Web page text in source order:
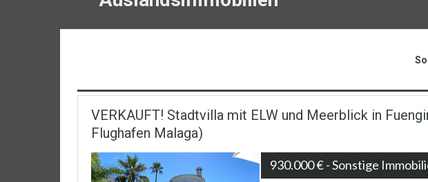
VERKAUFT! Stadtvilla mit ELW und Meerblick in
Flughafen Malaga)
930.000 €- Sonstige